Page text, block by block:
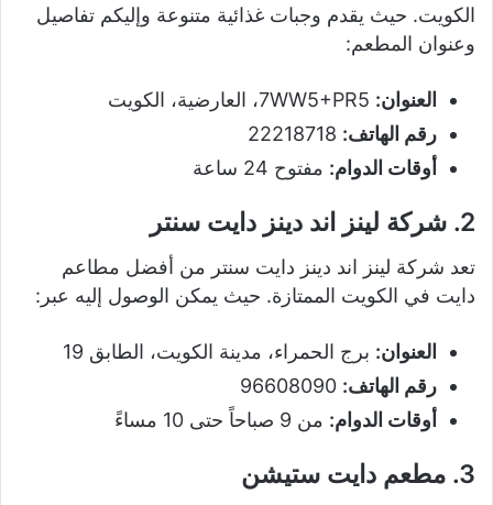
الكويت. حيث يقدم وجبات غذائية متنوعة وإليكم تفاصيل
وعنوان المطعم:
العنوان:
رقم الهاتف:
أوقات الدوام: مفتوح 24 ساعة
2. شركة لينز اند دينز دايت سنتر
تعد شركة لينز اند دينز دايت سنتر من أفضل مطاعم
دايت في الكويت الممتازة. حيث يمكن الوصول إليه عبر:
العنوان: برج الحمراء، مدينة الكويت، الطابق 19
رقم الهاتف:
أوقات الدوام: من 9 صباحاً حتى 10 مساءً
3. مطعم دايت ستيشن